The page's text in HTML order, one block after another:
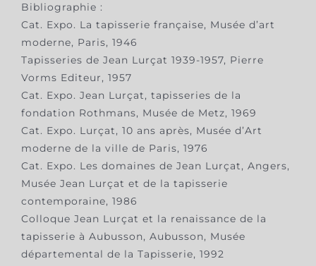
Bibliographie :
Cat. Expo. La tapisserie française, Musée d’art
moderne, Paris, 1946
Tapisseries de Jean Lurçat 1939-1957, Pierre
Vorms Editeur, 1957
Cat. Expo. Jean Lurçat, tapisseries de la
fondation Rothmans, Musée de Metz, 1969
Cat. Expo. Lurçat, 10 ans après, Musée d’Art
moderne de la ville de Paris, 1976
Cat. Expo. Les domaines de Jean Lurçat, Angers,
Musée Jean Lurçat et de la tapisserie
contemporaine, 1986
Colloque Jean Lurçat et la renaissance de la
tapisserie à Aubusson, Aubusson, Musée
départemental de la Tapisserie, 1992